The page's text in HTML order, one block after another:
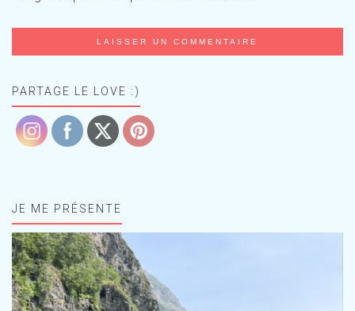
PARTAGE LE LOVE :)
JE ME PRÉSENTE